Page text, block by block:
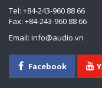
Tel: +84-243-960 88 66
Fax: +84-243-960 88 66
Email: info@audio.vn
Facebook